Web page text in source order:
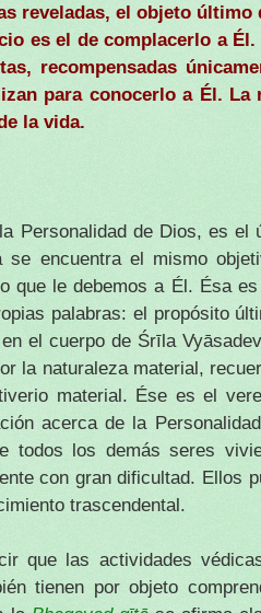
reveladas, el objeto
es el de complacerlo a
recompensadas
para conocerlo a Él.
la vida.
Personalidad de Dios, es el
se encuentra el mismo
que le debemos a Él. Ésa
palabras: el propósito
el cuerpo de Śrīla
la naturaleza material,
material. Ése es el
acerca de la
todos los demás seres
con gran dificultad. Ellos
trascendental.
que las actividades
tienen por objeto